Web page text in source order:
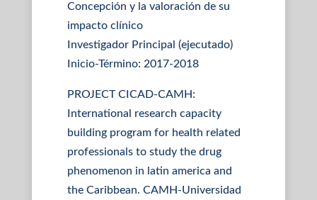
Concepción y la valoración de su
impacto clínico
Investigador Principal (ejecutado)
Inicio-Término: 2017-2018
PROJECT CICAD-CAMH:
International research capacity
building program for health related
professionals to study the drug
phenomenon in latin america and
the Caribbean. CAMH-Universidad